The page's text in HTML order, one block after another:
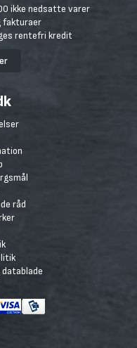
ikke nedsatte varer
fakturaer
rentefri kredit
råd